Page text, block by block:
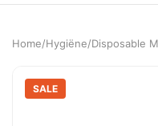
Home/Hygiëne/Disposable
SALE